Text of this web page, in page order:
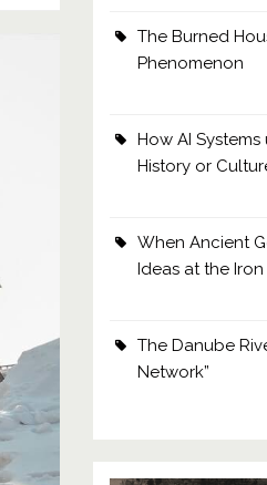
The Burned
Phenomenon
How AI
History or
When Ancient
Ideas at the
The Danube
Network”